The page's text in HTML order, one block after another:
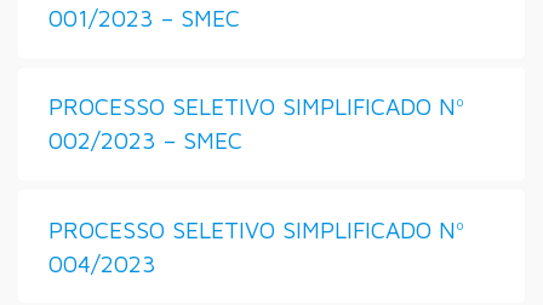
001/2023 – SMEC
PROCESSO SELETIVO SIMPLIFICADO Nº
002/2023 – SMEC
PROCESSO SELETIVO SIMPLIFICADO Nº
004/2023